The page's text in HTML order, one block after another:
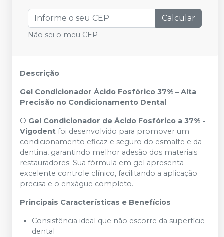
Calcular
Não sei o meu CEP
Descrição:
Gel Condicionador Ácido Fosfórico 37% – Alta
Precisão no Condicionamento Dental
O Gel Condicionador de Ácido Fosfórico a 37% -
Vigodent foi desenvolvido para promover um
condicionamento eficaz e seguro do esmalte e da
dentina, garantindo melhor adesão dos materiais
restauradores. Sua fórmula em gel apresenta
excelente controle clínico, facilitando a aplicação
precisa e o enxágue completo.
Principais Características e Benefícios
Consistência ideal que não escorre da superfície
dental